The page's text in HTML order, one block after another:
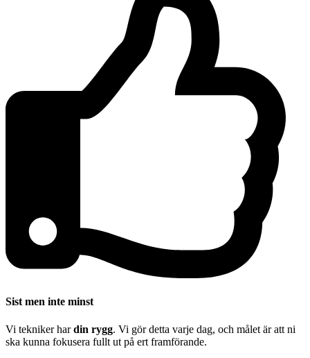
Sist men inte minst
Vi tekniker hardin rygg. Vi gör detta varje dag, och målet är att ni
ska kunna fokusera fullt ut på ert framförande.